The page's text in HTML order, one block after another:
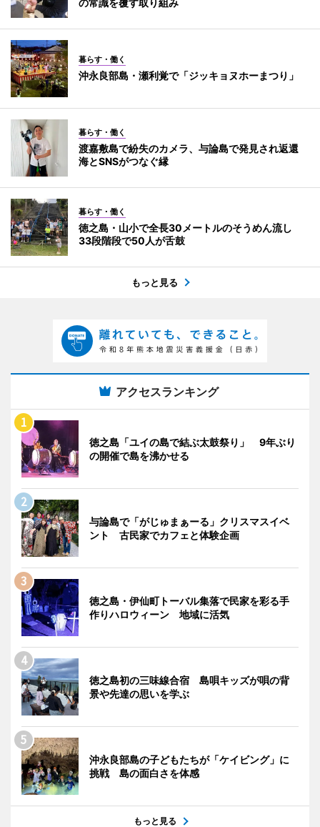
暮らす・働く
沖永良部島・瀬利覚で「ジッキョヌホーまつり」
暮らす・働く
渡嘉敷島で紛失のカメラ、与論島で発見され返還
海とSNSがつなぐ縁
暮らす・働く
徳之島・山小で全長30メートルのそうめん流し
33段階段で50人が舌鼓
もっと見る
アクセスランキング
徳之島「ユイの島で結ぶ太鼓祭り」 9年ぶり
の開催で島を沸かせる
与論島で「がじゅまぁーる」クリスマスイベ
ント 古民家でカフェと体験企画
徳之島・伊仙町トーバル集落で民家を彩る手
作りハロウィーン 地域に活気
徳之島初の三味線合宿 島唄キッズが唄の背
景や先達の思いを学ぶ
沖永良部島の子どもたちが「ケイビング」に
挑戦 島の面白さを体感
もっと見る